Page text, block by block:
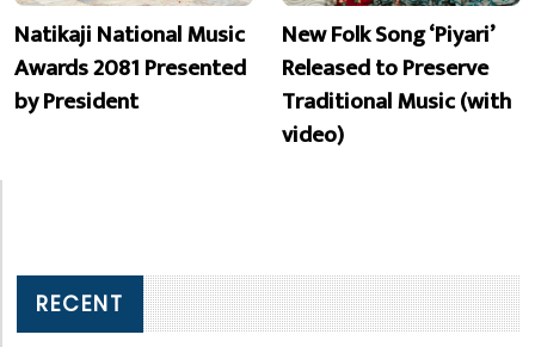
Natikaji National Music
Awards 2081 Presented
by President
New Folk Song ‘Piyari’
Released to Preserve
Traditional Music (with
video)
RECENT